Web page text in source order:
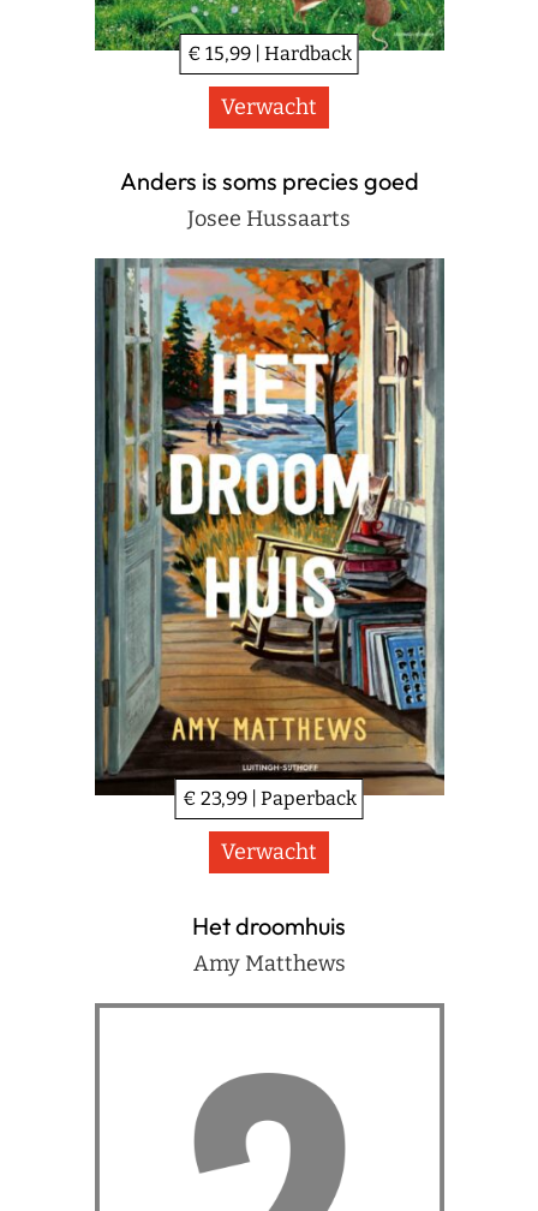
€ 15,99 | Hardback
Verwacht
Anders is soms precies goed
Josee Hussaarts
€ 23,99 | Paperback
Verwacht
Het droomhuis
Amy Matthews